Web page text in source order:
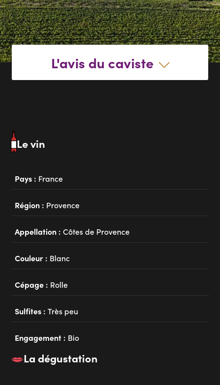
L'avis du caviste
Le vin
Pays : France
Région : Provence
Appellation :Côtes de Provence
Couleur : Blanc
Cépage : Rolle
Sulfites :Très peu
Engagement : Bio
La dégustation